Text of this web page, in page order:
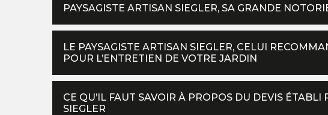
PAYSAGISTE ARTISAN SIEGLER, SA GRANDE
LE PAYSAGISTE ARTISAN SIEGLER, CELUI
POUR L’ENTRETIEN DE VOTRE JARDIN
CE QU’IL FAUT SAVOIR À PROPOS DU DEVIS ÉTABLI
SIEGLER